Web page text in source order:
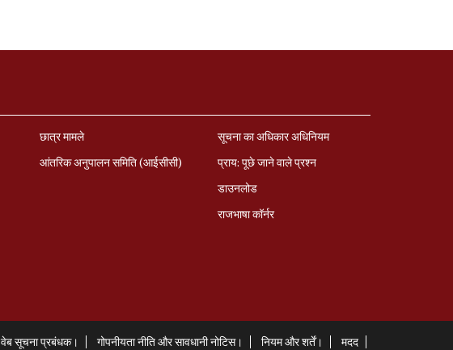
छात्र मामले
आंतरिक अनुपालन समिति (आईसीसी)
सूचना का अधिकार अधिनियम
प्राय: पूछे जाने वाले प्रश्‍न
डाउनलोड
राजभाषा कॉर्नर
वेब सूचना प्रबंधक। गोपनीयता नीति और सावधानी नोटिस। नियम और शर्तें। मदद